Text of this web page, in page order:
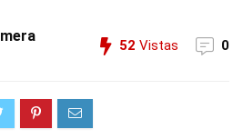
52 Vistas 0